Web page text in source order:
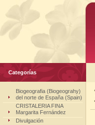
Categorías
Biogeografia (Biogeograhy)
del norte de España (Spain)
CRISTALERIA FINA
Margarita Fernández
Divulgación